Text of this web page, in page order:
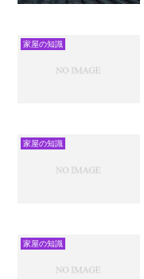
家屋の知識
家屋の知識
家屋の知識